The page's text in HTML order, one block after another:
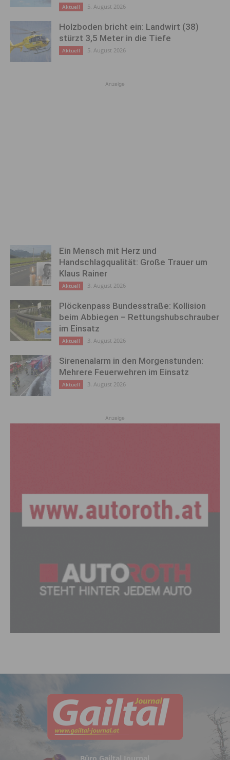
Aktuell 5. August 2026
Holzboden bricht ein: Landwirt (38)
stürzt 3,5 Meter in die Tiefe
Aktuell 5. August 2026
Anzeige
Ein Mensch mit Herz und
Handschlagqualität: Große Trauer um
Klaus Rainer
Aktuell 3. August 2026
Plöckenpass Bundesstraße: Kollision
beim Abbiegen – Rettungshubschrauber
im Einsatz
Aktuell 3. August 2026
Sirenenalarm in den Morgenstunden:
Mehrere Feuerwehren im Einsatz
Aktuell 3. August 2026
Anzeige